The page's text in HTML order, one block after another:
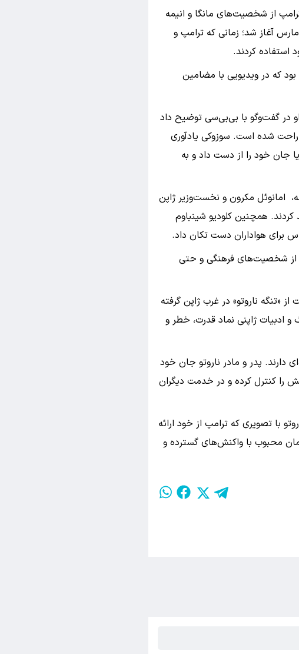
از شخصیت‌های مانگا و انیمه
از ماه مارس آغاز شد؛ زمانی که ترامپ و
استفاده کردند.
که در ویدیویی با مضامین
است. او در گفت‌وگو با بی‌بی‌سی توضیح داد
شده است. سوزوکی یادآوری
جان خود را از دست داد و به
امانوئل مکرون و نخست‌وزیر ژاپن
همچنین کلودیو شینباوم
برای هواداران دست تکان داد.
از شخصیت‌های فرهنگی و حتی
«تنگه ناروتو» در غرب ژاپن گرفته
ادبیات ژاپنی نماد قدرت، خطر و
دارند. پدر و مادر ناروتو جان خود
را کنترل کرده و در خدمت دیگران
با تصویری که ترامپ از خود ارائه
محبوب با واکنش‌های گسترده و